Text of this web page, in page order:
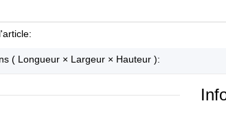
( Longueur × Largeur × Hauteur ):